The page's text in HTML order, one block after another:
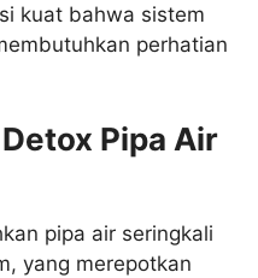
kuat bahwa sistem
perhatian
Pipa Air
pipa air seringkali
yang merepotkan